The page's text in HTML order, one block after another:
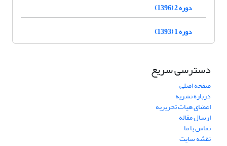
دوره 2 (1396)
دوره 1 (1393)
دسترسی سریع
صفحه اصلی
درباره نشریه
اعضای هیات تحریریه
ارسال مقاله
تماس با ما
نقشه سایت